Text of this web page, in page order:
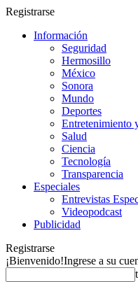
Registrarse
Información
Seguridad
Hermosillo
México
Sonora
Mundo
Deportes
Entretenimiento
Salud
Ciencia
Tecnología
Transparencia
Especiales
Entrevistas
Videopodcast
Publicidad
Registrarse
¡Bienvenido!Ingrese a su